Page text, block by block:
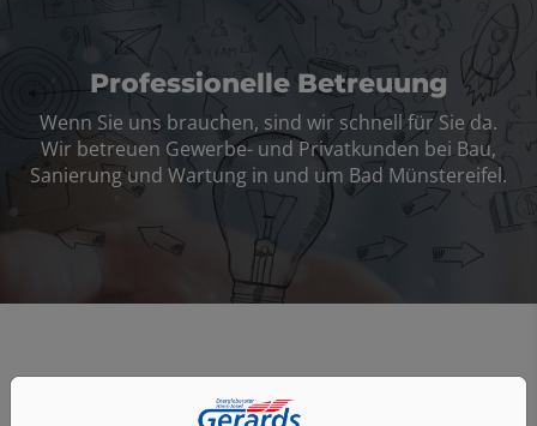
Professionelle Betreuung
Wenn Sie uns brauchen, sind wir schnell für Sie da.
Wir betreuen Gewerbe- und Privatkunden bei Bau,
Sanierung und Wartung in und um Bad Münstereifel.
Gute Gründe für Gerards GmbH